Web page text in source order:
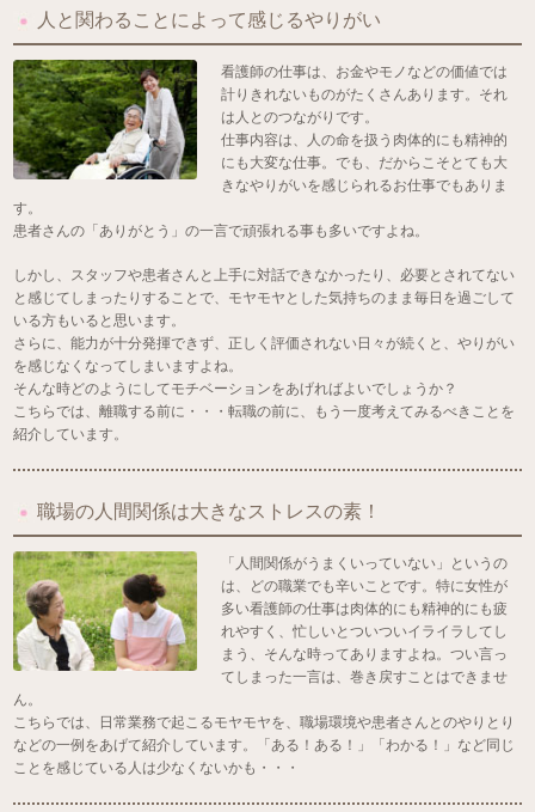
人と関わることによって感じるやりがい
看護師の仕事は、お金やモノなどの価値では
計りきれないものがたくさんあります。それ
は人とのつながりです。
仕事内容は、人の命を扱う肉体的にも精神的
にも大変な仕事。でも、だからこそとても大
きなやりがいを感じられるお仕事でもありま
す。
患者さんの「ありがとう」の一言で頑張れる事も多いですよね。
しかし、スタッフや患者さんと上手に対話できなかったり、必要とされてない
と感じてしまったりすることで、モヤモヤとした気持ちのまま毎日を過ごして
いる方もいると思います。
さらに、能力が十分発揮できず、正しく評価されない日々が続くと、やりがい
を感じなくなってしまいますよね。
そんな時どのようにしてモチベーションをあげればよいでしょうか？
こちらでは、離職する前に・・・転職の前に、もう一度考えてみるべきことを
紹介しています。
職場の人間関係は大きなストレスの素！
「人間関係がうまくいっていない」というの
は、どの職業でも辛いことです。特に女性が
多い看護師の仕事は肉体的にも精神的にも疲
れやすく、忙しいとついついイライラしてし
まう、そんな時ってありますよね。つい言っ
てしまった一言は、巻き戻すことはできませ
ん。
こちらでは、日常業務で起こるモヤモヤを、職場環境や患者さんとのやりとり
などの一例をあげて紹介しています。「ある！ある！」「わかる！」など同じ
ことを感じている人は少なくないかも・・・